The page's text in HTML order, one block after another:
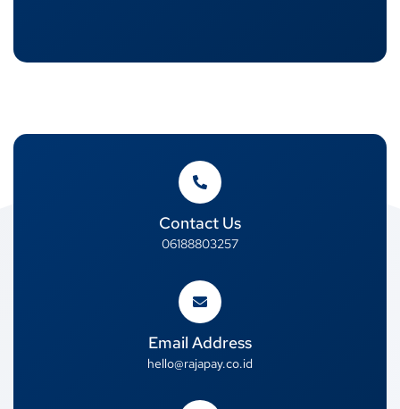
Contact Us
06188803257
Email Address
hello@rajapay.co.id